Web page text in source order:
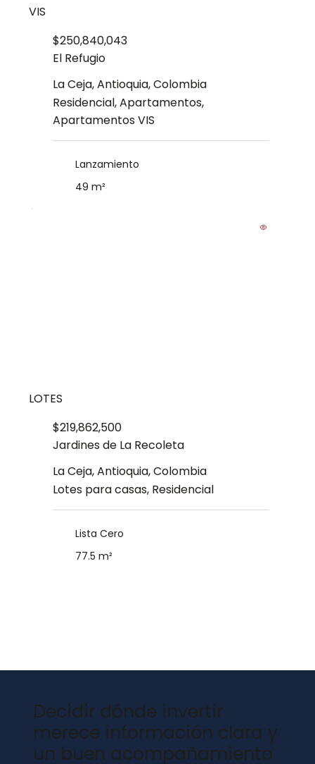
VIS
$250,840,043
El Refugio
La Ceja, Antioquia, Colombia
Residencial, Apartamentos,
Apartamentos VIS
Lanzamiento
49 m²
LOTES
$219,862,500
Jardines de La Recoleta
La Ceja, Antioquia, Colombia
Lotes para casas, Residencial
Lista Cero
77.5 m²
Decidir dónde invertir
merece información clara y
un buen acompañamiento